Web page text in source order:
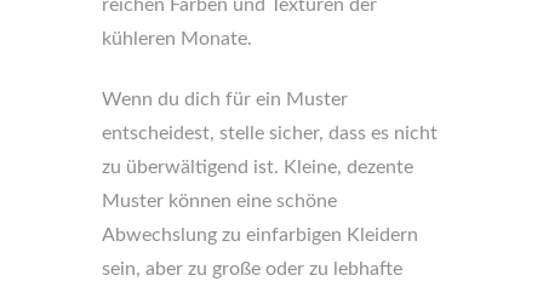
reichen Farben und Texturen der
kühleren Monate.
Wenn du dich für ein Muster
entscheidest, stelle sicher, dass es nicht
zu überwältigend ist. Kleine, dezente
Muster können eine schöne
Abwechslung zu einfarbigen Kleidern
sein, aber zu große oder zu lebhafte